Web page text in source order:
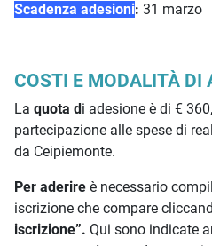
Scadenza adesioni: 31 marzo
COSTI E MODALITÀ DI
La quota di adesione è di €
partecipazione alle spese di
da Ceipiemonte.
Per aderire è necessario
iscrizione che compare
iscrizione”. Qui sono indicate